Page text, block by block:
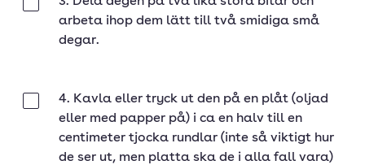
arbeta ihop dem lätt till två smidiga små
degar.
4. Kavla eller tryck ut den på en plåt (oljad
eller med papper på) i ca en halv till en
centimeter tjocka rundlar (inte så viktigt hur
de ser ut, men platta ska de i alla fall vara)